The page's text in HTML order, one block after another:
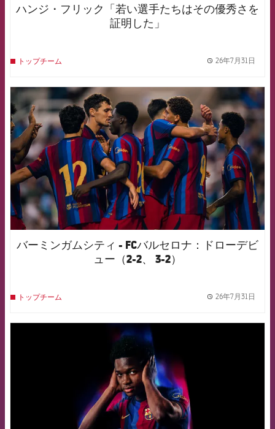
ハンジ・フリック「若い選手たちはその優秀さを
証明した」
トップチーム 26年7月31日
FCB Barcelona badge
バーミンガムシティ - FCバルセロナ：ドローデビ
ュー（2-2、 3-2）
トップチーム 26年7月31日
FCB Barcelona badge